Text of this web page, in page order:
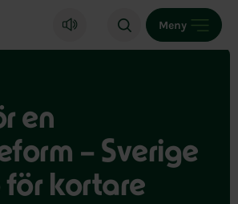
startsida
Meny
en
– Sverige
för kortare